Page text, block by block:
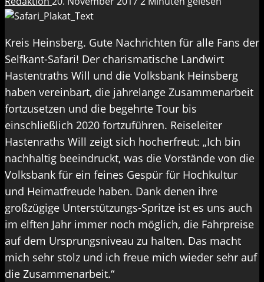
Kreis Heinsberg. Gute Nachrichten für alle Fans der
Selfkant-Safari! Der charismatische Landwirt
Hastentraths Will und die Volksbank Heinsberg
haben vereinbart, die jahrelange Zusammenarbeit
fortzusetzen und die begehrte Tour bis
einschließlich 2020 fortzuführen. Reiseleiter
Hastenraths Will zeigt sich hocherfreut: „Ich bin
nachhaltig beeindruckt, was die Vorstände von die
Volksbank für ein feines Gespür für Hochkultur
und Heimatfreude haben. Dank denen ihre
großzügige Unterstützungs-Spritze ist es uns auch
im elften Jahr immer noch möglich, die Fahrpreise
auf dem Ursprungsniveau zu halten. Das macht
mich sehr stolz und ich freue mich wieder sehr auf
die Zusammenarbeit.“